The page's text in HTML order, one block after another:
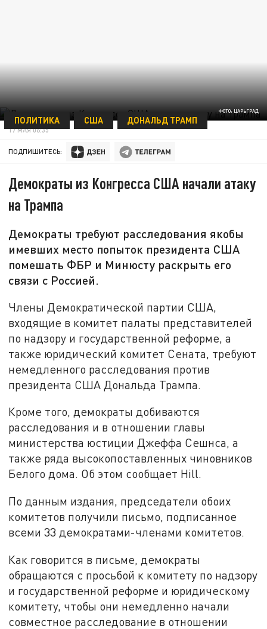
ФОТО: ЦАРЬГРАД
ПОЛИТИКА США ДОНАЛЬД ТРАМП
17 МАЯ 06:35
ПОДПИШИТЕСЬ:
Демократы из Конгресса США начали атаку
на Трампа
Демократы требуют расследования якобы
имевших место попыток президента США
помешать ФБР и Минюсту раскрыть его
связи с Россией.
Члены Демократической партии США,
входящие в комитет палаты представителей
по надзору и государственной реформе, а
также юридический комитет Сената, требуют
немедленного расследования против
президента США Дональда Трампа.
Кроме того, демократы добиваются
расследования и в отношении главы
министерства юстиции Джеффа Сешнса, а
также ряда высокопоставленных чиновников
Белого дома. Об этом сообщает Hill.
По данным издания, председатели обоих
комитетов получили письмо, подписанное
всеми 33 демократами-членами комитетов.
Как говорится в письме, демократы
обращаются с просьбой к комитету по надзору
и государственной реформе и юридическому
комитету, чтобы они немедленно начали
совместное расследование в отношении